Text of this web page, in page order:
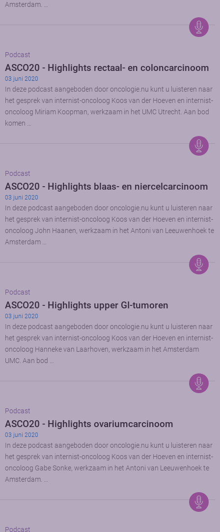
Amsterdam. …
Podcast
ASCO20 - Highlights rectaal- en coloncarcinoom
03 juni 2020
In deze podcast aangeboden door oncologie.nu kunt u luisteren naar
het gesprek van internist-oncoloog Koos van der Hoeven en internist-
oncoloog Miriam Koopman, werkzaam in het UMC Utrecht. Aan bod
komen …
Podcast
ASCO20 - Highlights blaas- en niercelcarcinoom
03 juni 2020
In deze podcast aangeboden door oncologie.nu kunt u luisteren naar
het gesprek van internist-oncoloog Koos van der Hoeven en internist-
oncoloog John Haanen, werkzaam in het Antoni van Leeuwenhoek te
Amsterdam …
Podcast
ASCO20 - Highlights upper GI-tumoren
03 juni 2020
In deze podcast aangeboden door oncologie.nu kunt u luisteren naar
het gesprek van internist-oncoloog Koos van der Hoeven en internist-
oncoloog Hanneke van Laarhoven, werkzaam in het Amsterdam
UMC. Aan bod …
Podcast
ASCO20 - Highlights ovariumcarcinoom
03 juni 2020
In deze podcast aangeboden door oncologie.nu kunt u luisteren naar
het gesprek van internist-oncoloog Koos van der Hoeven en internist-
oncoloog Gabe Sonke, werkzaam in het Antoni van Leeuwenhoek te
Amsterdam. …
Podcast